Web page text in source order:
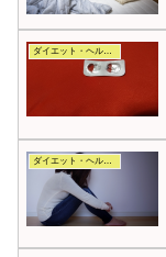
ダイエット・ヘルス・コスメ
ダイエット・ヘルス・コスメ